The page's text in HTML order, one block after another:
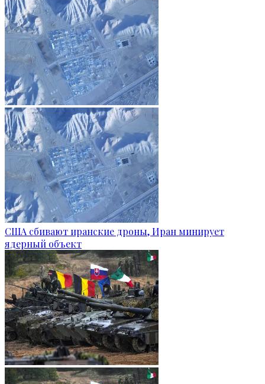
США сбивают иранские дроны, Иран минирует
ядерный объект